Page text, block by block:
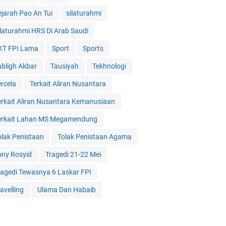
Pao An Tui silaturahmi
HRS Di Arab Saudi
FPI Lama Sport Sports
Akbar Tausiyah Tekhnologi
Terkait Aliran Nusantara
Aliran Nusantara Kemanusiaan
Lahan MS Megamendung
Penistaan Tolak Penistaan Agama
Rosyid Tragedi 21-22 Mei
Tewasnya 6 Laskar FPI
Ulama Dan Habaib